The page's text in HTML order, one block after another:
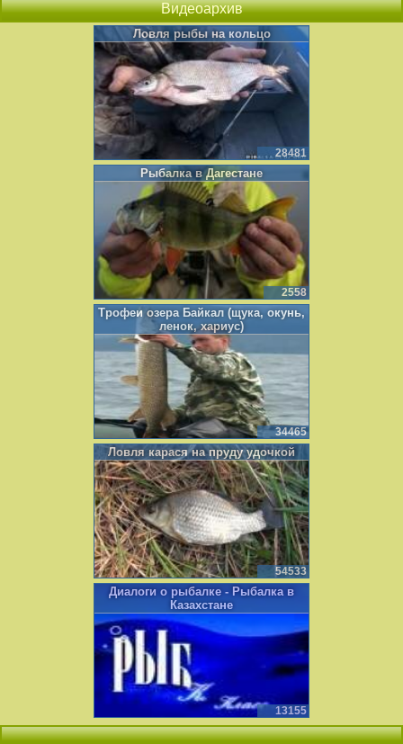
Видеоархив
Ловля рыбы на кольцо
28481
Рыбалка в Дагестане
2558
Трофеи озера Байкал (щука, окунь,
ленок, хариус)
34465
Ловля карася на пруду удочкой
54533
Диалоги о рыбалке - Рыбалка в
Казахстане
13155